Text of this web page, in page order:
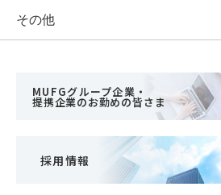
その他
MUFGグループ企業・
提携企業のお勤めの皆さま
採用情報